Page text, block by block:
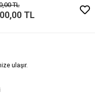
TL
TL
ulaşır.